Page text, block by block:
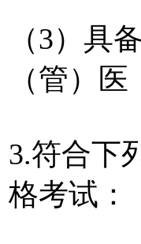
（3）具
（管）
3.符合下
格考试：